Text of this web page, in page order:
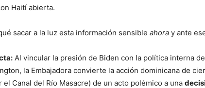
Haití abierta.
sacar a la luz esta información sensible ahora y ante
Al vincular la presión de Biden con la política interna
la Embajadora convierte la acción dominicana de
el Canal del Río Masacre) de un acto polémico a una